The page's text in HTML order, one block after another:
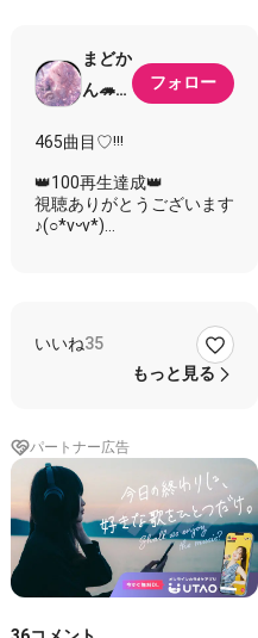
まどか
ん🦔ྀི
るるん
🐈‍⬛ハ
ピバ🎉
ノロマ
感謝💐
浮上中
😭ᩚお
返事凄
くノロ
マです
びっく
りしな
フォロー
465曲目♡︎ᵎᵎᵎ
👑100再生達成👑
視聴ありがとうございます
♪(○*vᵕv*)
nanaを初めて
もう少しで1年
あっという間なような
ほんとnanaに出会えて
仲良くしてくれる皆に出逢
えて良かった♥️
これからも宜しくね🐼◎
いきものがかりーあいうえ
お順ー
いいね35
もっと見る
パートナー広告